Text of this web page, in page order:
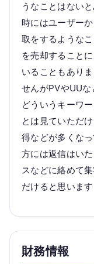
うなことはない
時にはユーザー
取をするような
を売却すること
いることもあり
せんがPVやUU
どういうキーワ
とは見ていただ
得などが多くな
方には返信はい
スなどに絡めて
だけると思います
財務情報